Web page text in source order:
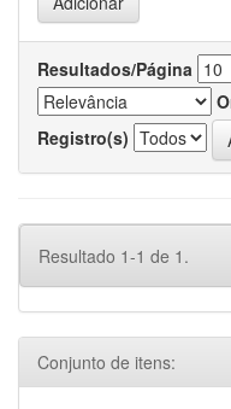
Resultados/Página
Registro(s)
Resultado 1-1 de 1.
Conjunto de itens: